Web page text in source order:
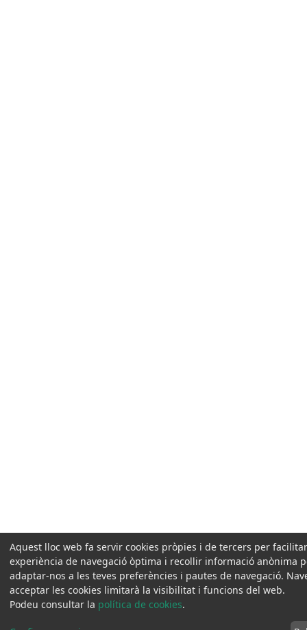
Aquest lloc web fa servir cookies pròpies i de tercers per
experiència de navegació òptima i recollir informació anònima
adaptar-nos a les teves preferències i pautes de navegació.
acceptar les cookies limitarà la visibilitat i funcions del web.
Podeu consultar la política de cookies.